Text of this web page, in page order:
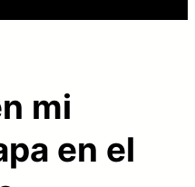
mi
en el